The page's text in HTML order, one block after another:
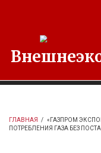
ГЛАВНАЯ / «ГАЗПРОМ
ПОТРЕБЛЕНИЯ ГАЗА БЕЗ